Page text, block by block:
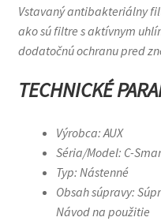
Vstavaný antibakteriálny
ako sú filtre s aktívnym
dodatočnú ochranu pred
TECHNICKÉ
Výrobca: AUX
Séria/Model: C-
Typ: Nástenné
Obsah súpravy:
Návod na použitie